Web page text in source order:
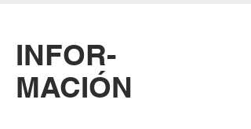
INFOR-
MACIÓN